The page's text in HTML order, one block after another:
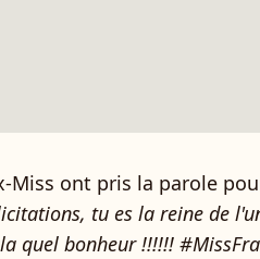
Miss ont pris la parole
tu es la reine de
quel bonheur !!!!!!